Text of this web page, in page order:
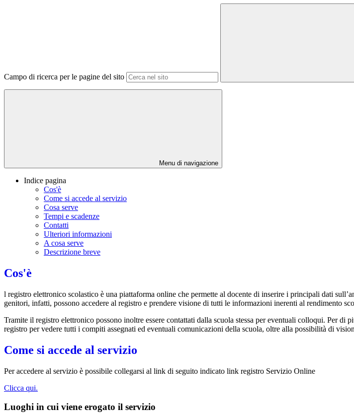
Campo di ricerca per le pagine del sito
Menu di navigazione
Indice pagina
Cos'è
Come si accede al servizio
Cosa serve
Tempi e scadenze
Contatti
Ulteriori informazioni
A cosa serve
Descrizione breve
Cos'è
l registro elettronico scolastico è una piattaforma online che permette al docente di inserire i principali dati
genitori, infatti, possono accedere al registro e prendere visione di tutti le informazioni inerenti al rendimento
Tramite il registro elettronico possono inoltre essere contattati dalla scuola stessa per eventuali colloqui. Per
registro per vedere tutti i compiti assegnati ed eventuali comunicazioni della scuola, oltre alla possibilità di
Come si accede al servizio
Per accedere al servizio è possibile collegarsi al link di seguito indicato link registro Servizio Online
Clicca qui.
Luoghi in cui viene erogato il servizio